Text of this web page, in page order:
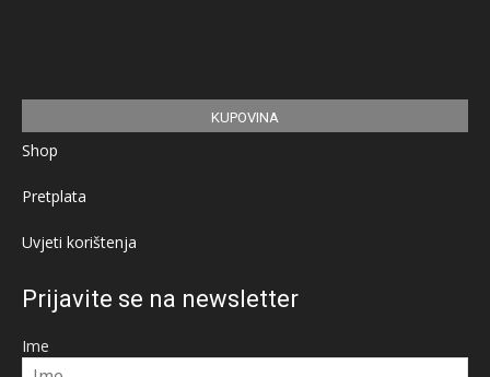
KUPOVINA
Shop
Pretplata
Uvjeti korištenja
Prijavite se na newsletter
Ime